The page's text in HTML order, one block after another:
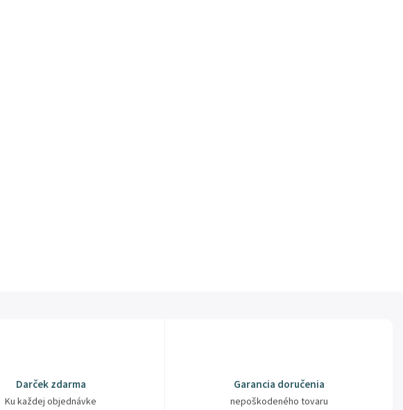
Darček zdarma
Ku každej objednávke
Garancia doručenia
nepoškodeného tovaru